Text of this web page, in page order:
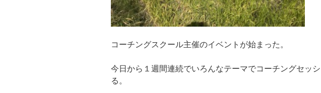
コーチングスクール主催のイベントが始まった。
今日から１週間連続でいろんなテーマでコーチングセッ
る。